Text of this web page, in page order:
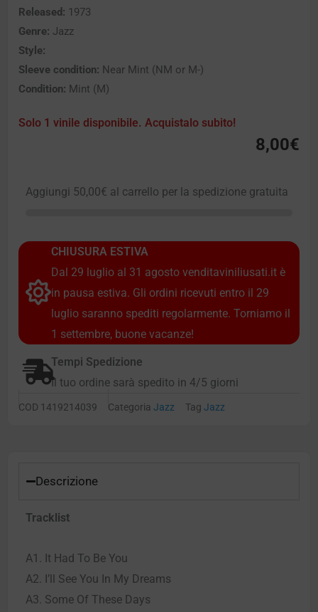
Released: 1973
Genre: Jazz
Style:
Sleeve condition: Near Mint (NM or M-)
Condition: Mint (M)
Solo 1 vinile disponibile. Acquistalo subito!
8,00€
Aggiungi 50,00€ al carrello per la spedizione gratuita
CHIUSURA ESTIVA
Dal 29 luglio al 31 agosto venditaviniliusati.it è
in pausa estiva. Gli ordini ricevuti entro il 29
luglio saranno spediti regolarmente. Torniamo il
1 settembre, buone vacanze!
Tempi Spedizione
Il tuo ordine sarà spedito in 4/5 giorni
COD 1419214039 Categoria Jazz Tag Jazz
Descrizione
Tracklist
A1. It Had To Be You
A2. I’ll See You In My Dreams
A3. Some Of These Days